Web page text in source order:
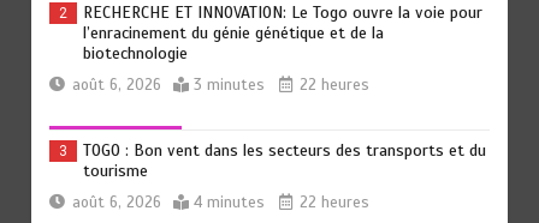
2
RECHERCHE ET INNOVATION: Le Togo ouvre la voie pour
l’enracinement du génie génétique et de la
biotechnologie
août 6, 2026 3 minutes 22 heures
3
TOGO : Bon vent dans les secteurs des transports et du
tourisme
août 6, 2026 4 minutes 22 heures